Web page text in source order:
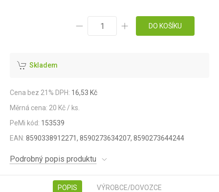
DO KOŠÍKU
Skladem
Cena bez 21% DPH: 16,53 Kč
Měrná cena: 20 Kč / ks.
PeMi kód: 153539
EAN: 8590338912271, 8590273634207, 8590273644244
Podrobný popis produktu
POPIS VÝROBCE/DOVOZCE